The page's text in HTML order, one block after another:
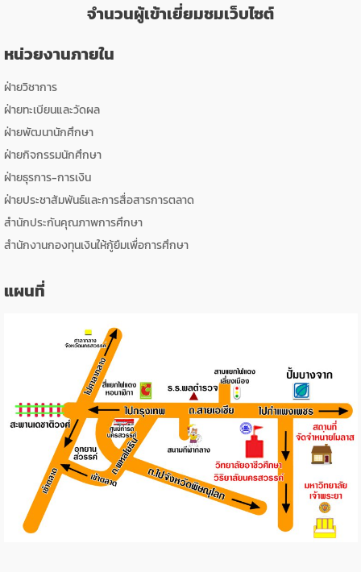
จำนวนผู้เข้าเยี่ยมชมเว็บไซต์
หน่วยงานภายใน
ฝ่ายวิชาการ
ฝ่ายทะเบียนและวัดผล
ฝ่ายพัฒนานักศึกษา
ฝ่ายกิจกรรมนักศึกษา
ฝ่ายธุรการ-การเงิน
ฝ่ายประชาสัมพันธ์และการสื่อสารการตลาด
สำนักประกันคุณภาพการศึกษา
สำนักงานกองทุนเงินให้กู้ยืมเพื่อการศึกษา
แผนที่